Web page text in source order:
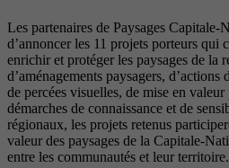
Les partenaires de Paysages
d’annoncer les 11 projets porteurs qui
enrichir et protéger les paysages de la
d’aménagements paysagers,
de percées visuelles, de mise en
démarches de connaissance et de
régionaux, les projets retenus
valeur des paysages de la Capitale-
entre les communautés et leur territoire.